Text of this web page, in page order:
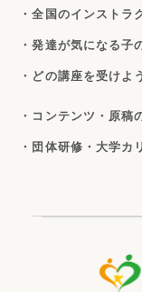
・全国のインストラ
・発達が気になる子
・どの講座を受けよ
・コンテンツ・原稿
・団体研修・大学カ